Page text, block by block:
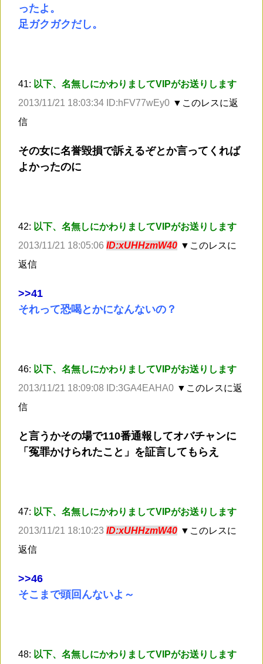
ったよ。
足ガクガクだし。
41: 以下、名無しにかわりましてVIPがお送りします
2013/11/21 18:03:34 ID:hFV77wEy0 ▼このレスに返
信
その女に名誉毀損で訴えるぞとか言ってくれば
よかったのに
42: 以下、名無しにかわりましてVIPがお送りします
2013/11/21 18:05:06 ID:xUHHzmW40 ▼このレスに
返信
>>41
それって恐喝とかになんないの？
46: 以下、名無しにかわりましてVIPがお送りします
2013/11/21 18:09:08 ID:3GA4EAHA0 ▼このレスに返
信
と言うかその場で110番通報してオバチャンに
「冤罪かけられたこと」を証言してもらえ
47: 以下、名無しにかわりましてVIPがお送りします
2013/11/21 18:10:23 ID:xUHHzmW40 ▼このレスに
返信
>>46
そこまで頭回んないよ～
48: 以下、名無しにかわりましてVIPがお送りします